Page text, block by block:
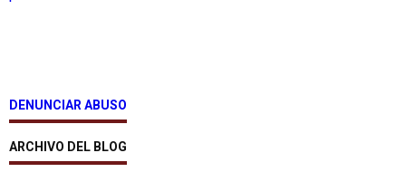
DENUNCIAR ABUSO
ARCHIVO DEL BLOG